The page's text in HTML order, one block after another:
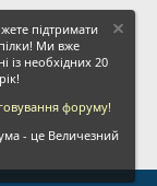
підтримати
Ми вже
із необхідних 20
форуму!
- це Величезний